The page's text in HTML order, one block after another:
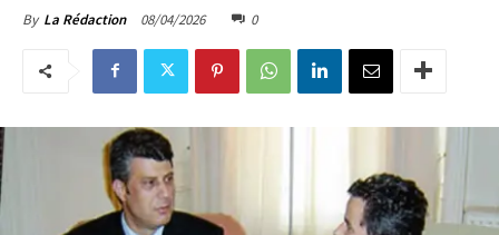
By La Rédaction 08/04/2026 0